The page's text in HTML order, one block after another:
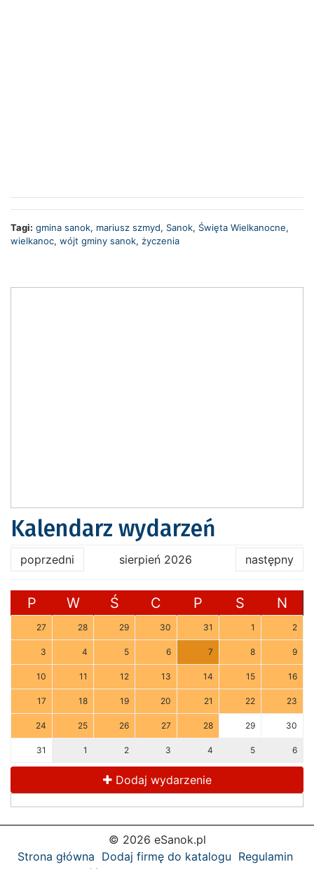
Tagi: gmina sanok, mariusz szmyd, Sanok, Święta Wielkanocne,
wielkanoc, wójt gminy sanok, życzenia
Kalendarz wydarzeń
poprzedni sierpień 2026 następny
P W Ś C P S N
27 28 29 30 31 1 2
3 4 5 6 7 8 9
10 11 12 13 14 15 16
17 18 19 20 21 22 23
24 25 26 27 28 29 30
31 1 2 3 4 5 6
Dodaj wydarzenie
© 2026 eSanok.pl
Strona główna Dodaj firmę do katalogu Regulamin